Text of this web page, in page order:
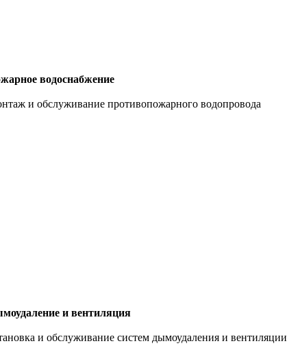
водоснабжение
и обслуживание противопожарного водопровода
и вентиляция
и обслуживание систем дымоудаления и вентиляции